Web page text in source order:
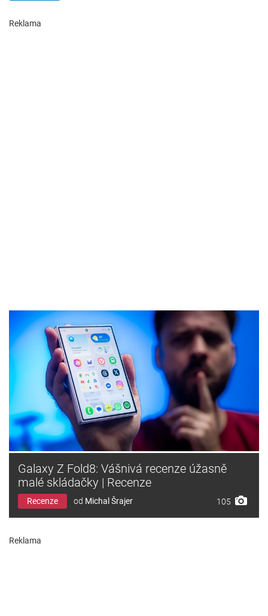
Reklama
Galaxy Z Fold8: Vášnivá recenze úžasně
malé skládačky | Recenze
Recenze od Michal Šrajer 105
Reklama